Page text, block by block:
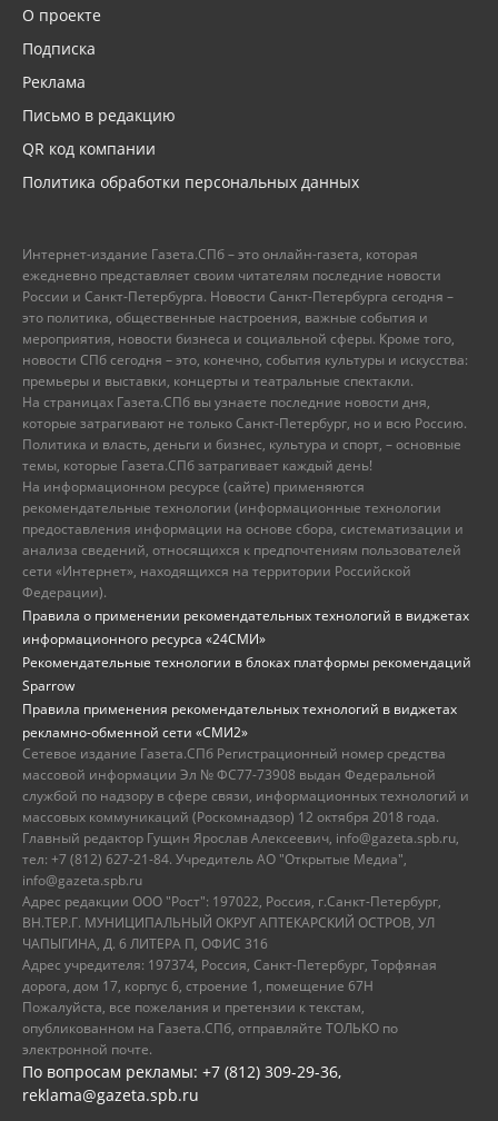
О проекте
Подписка
Реклама
Письмо в редакцию
QR код компании
Политика обработки персональных данных
Интернет-издание Газета.СПб – это онлайн-газета, которая
ежедневно представляет своим читателям последние новости
России и Санкт-Петербурга. Новости Санкт-Петербурга сегодня –
это политика, общественные настроения, важные события и
мероприятия, новости бизнеса и социальной сферы. Кроме того,
новости СПб сегодня – это, конечно, события культуры и искусства:
премьеры и выставки, концерты и театральные спектакли.
На страницах Газета.СПб вы узнаете последние новости дня,
которые затрагивают не только Санкт-Петербург, но и всю Россию.
Политика и власть, деньги и бизнес, культура и спорт, – основные
темы, которые Газета.СПб затрагивает каждый день!
На информационном ресурсе (сайте) применяются
рекомендательные технологии (информационные технологии
предоставления информации на основе сбора, систематизации и
анализа сведений, относящихся к предпочтениям пользователей
сети «Интернет», находящихся на территории Российской
Федерации).
Правила о применении рекомендательных технологий в виджетах
информационного ресурса «24СМИ»
Рекомендательные технологии в блоках платформы рекомендаций
Sparrow
Правила применения рекомендательных технологий в виджетах
рекламно-обменной сети «СМИ2»
Сетевое издание Газета.СПб Регистрационный номер средства
массовой информации Эл № ФС77-73908 выдан Федеральной
службой по надзору в сфере связи, информационных технологий и
массовых коммуникаций (Роскомнадзор) 12 октября 2018 года.
Главный редактор Гущин Ярослав Алексеевич, info@gazeta.spb.ru,
тел: +7 (812) 627-21-84. Учредитель АО "Открытые Медиа",
info@gazeta.spb.ru
Адрес редакции ООО "Рост": 197022, Россия, г.Санкт-Петербург,
ВН.ТЕР.Г. МУНИЦИПАЛЬНЫЙ ОКРУГ АПТЕКАРСКИЙ ОСТРОВ, УЛ
ЧАПЫГИНА, Д. 6 ЛИТЕРА П, ОФИС 316
Адрес учредителя: 197374, Россия, Санкт-Петербург, Торфяная
дорога, дом 17, корпус 6, строение 1, помещение 67Н
Пожалуйста, все пожелания и претензии к текстам,
опубликованном на Газета.СПб, отправляйте ТОЛЬКО по
электронной почте.
По вопросам рекламы: +7 (812) 309-29-36,
reklama@gazeta.spb.ru